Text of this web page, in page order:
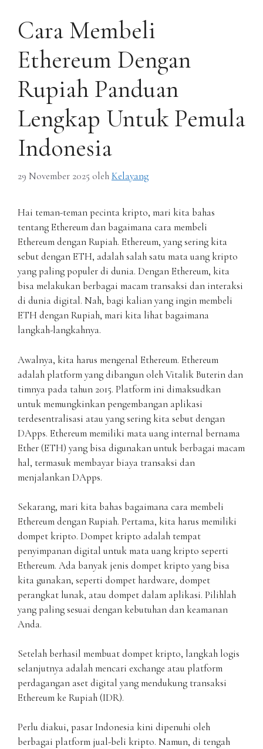
Cara Membeli
Ethereum Dengan
Rupiah Panduan
Lengkap Untuk Pemula
Indonesia
29 November 2025 olehKelayang
Hai teman-teman pecinta kripto, mari kita bahas
tentang Ethereum dan bagaimana cara membeli
Ethereum dengan Rupiah. Ethereum, yang sering kita
sebut dengan ETH, adalah salah satu mata uang kripto
yang paling populer di dunia. Dengan Ethereum, kita
bisa melakukan berbagai macam transaksi dan interaksi
di dunia digital. Nah, bagi kalian yang ingin membeli
ETH dengan Rupiah, mari kita lihat bagaimana
langkah-langkahnya.
Awalnya, kita harus mengenal Ethereum. Ethereum
adalah platform yang dibangun oleh Vitalik Buterin dan
timnya pada tahun 2015. Platform ini dimaksudkan
untuk memungkinkan pengembangan aplikasi
terdesentralisasi atau yang sering kita sebut dengan
DApps. Ethereum memiliki mata uang internal bernama
Ether (ETH) yang bisa digunakan untuk berbagai macam
hal, termasuk membayar biaya transaksi dan
menjalankan DApps.
Sekarang, mari kita bahas bagaimana cara membeli
Ethereum dengan Rupiah. Pertama, kita harus memiliki
dompet kripto. Dompet kripto adalah tempat
penyimpanan digital untuk mata uang kripto seperti
Ethereum. Ada banyak jenis dompet kripto yang bisa
kita gunakan, seperti dompet hardware, dompet
perangkat lunak, atau dompet dalam aplikasi. Pilihlah
yang paling sesuai dengan kebutuhan dan keamanan
Anda.
Setelah berhasil membuat dompet kripto, langkah logis
selanjutnya adalah mencari exchange atau platform
perdagangan aset digital yang mendukung transaksi
Ethereum ke Rupiah (IDR).
Perlu diakui, pasar Indonesia kini dipenuhi oleh
berbagai platform jual-beli kripto. Namun, di tengah